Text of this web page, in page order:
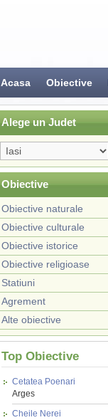
Acasa Obiective
Alege un Judet
Obiective
Obiective naturale
Obiective culturale
Obiective istorice
Obiective religioase
Statiuni
Agrement
Alte obiective
Top Obiective
Cetatea Poenari
Arges
Cheile Nerei